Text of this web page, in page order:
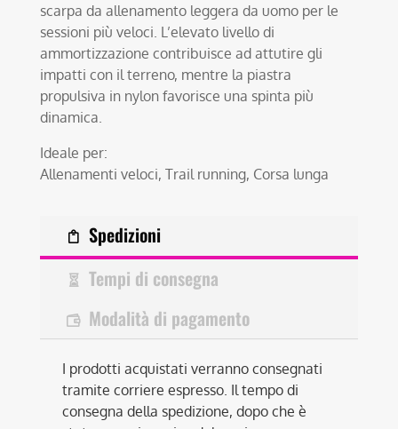
scarpa da allenamento leggera da uomo per le
sessioni più veloci. L’elevato livello di
ammortizzazione contribuisce ad attutire gli
impatti con il terreno, mentre la piastra
propulsiva in nylon favorisce una spinta più
dinamica.
Ideale per:
Allenamenti veloci, Trail running, Corsa lunga
Spedizioni
Tempi di consegna
Modalità di pagamento
I prodotti acquistati verranno consegnati
tramite corriere espresso. Il tempo di
consegna della spedizione, dopo che è